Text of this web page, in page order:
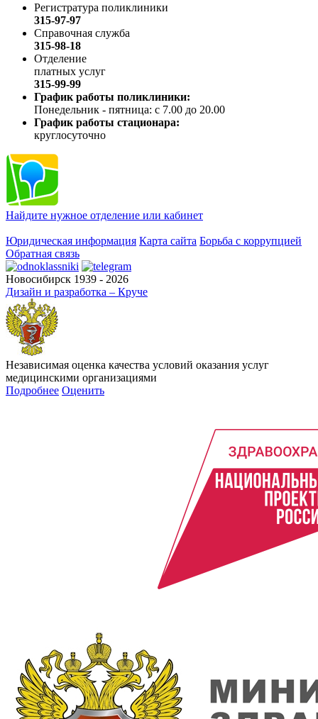
Регистратура поликлиники
315-97-97
Справочная служба
315-98-18
Отделение
платных услуг
315-99-99
График работы поликлиники:
Понедельник - пятница: с 7.00 до 20.00
График работы стационара:
круглосуточно
Найдите нужное отделение или кабинет
Юридическая информация Карта сайта Борьба с коррупцией
Обратная связь
Новосибирск 1939 - 2026
Дизайн и разработка – Круче
Независимая оценка качества условий оказания услуг
медицинскими организациями
Подробнее Оценить